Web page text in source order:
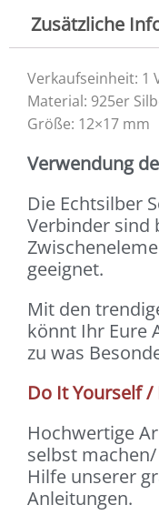
Zusätzliche
Verkaufseinheit: 1
Material: 925er
Größe: 12×17 mm
Verwendung
Die Echtsilber
Verbinder sind
geeignet.
Mit den
könnt Ihr Eure
zu was
Do It Yourself /
Hochwertige
selbst
Hilfe unserer
Anleitungen.